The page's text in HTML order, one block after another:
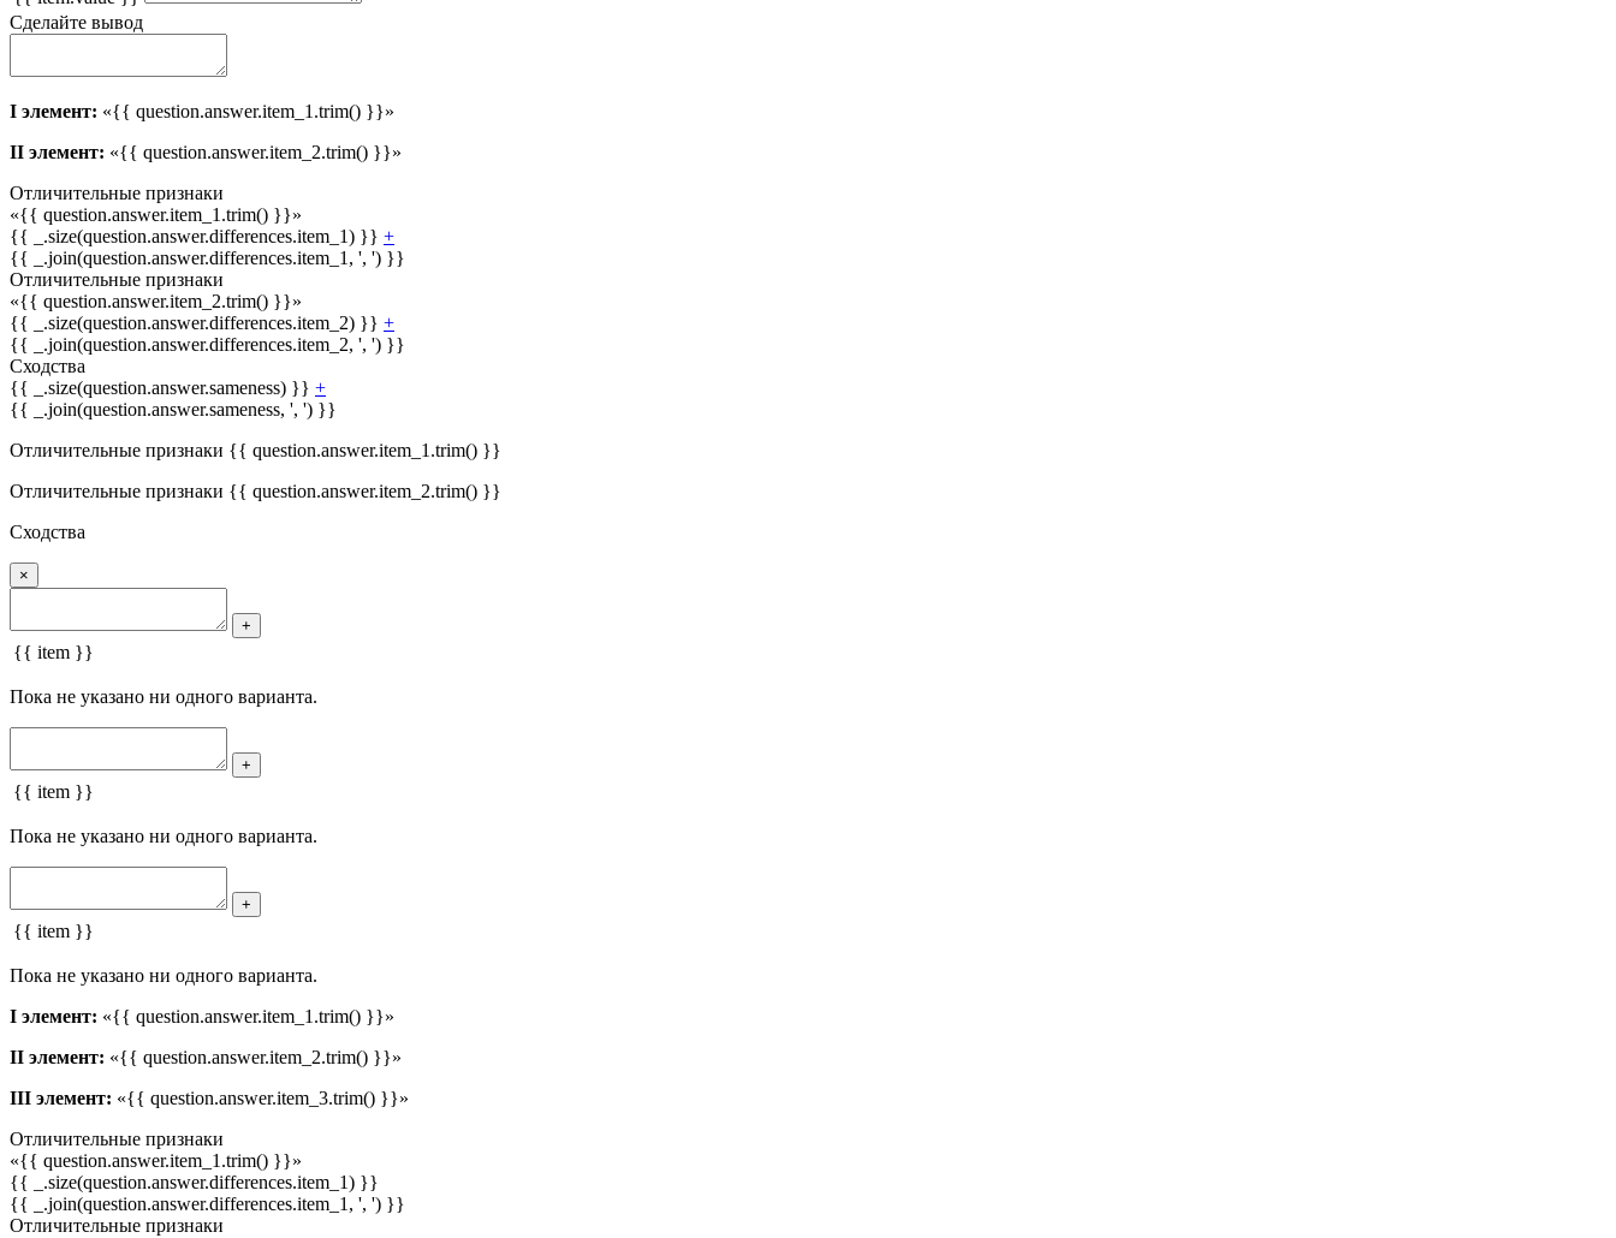
Сделайте вывод
I элемент: «{{ question.answer.item_1.trim() }}»
II элемент: «{{ question.answer.item_2.trim() }}»
Отличительные признаки
«{{ question.answer.item_1.trim() }}»
{{ _.size(question.answer.differences.item_1) }} +
{{ _.join(question.answer.differences.item_1, ', ') }}
Отличительные признаки
«{{ question.answer.item_2.trim() }}»
{{ _.size(question.answer.differences.item_2) }} +
{{ _.join(question.answer.differences.item_2, ', ') }}
Сходства
{{ _.size(question.answer.sameness) }} +
{{ _.join(question.answer.sameness, ', ') }}
Отличительные признаки {{ question.answer.item_1.trim() }}
Отличительные признаки {{ question.answer.item_2.trim() }}
Сходства
×
+
{{ item }}
Пока не указано ни одного варианта.
+
{{ item }}
Пока не указано ни одного варианта.
+
{{ item }}
Пока не указано ни одного варианта.
I элемент: «{{ question.answer.item_1.trim() }}»
II элемент: «{{ question.answer.item_2.trim() }}»
III элемент: «{{ question.answer.item_3.trim() }}»
Отличительные признаки
«{{ question.answer.item_1.trim() }}»
{{ _.size(question.answer.differences.item_1) }}
{{ _.join(question.answer.differences.item_1, ', ') }}
Отличительные признаки